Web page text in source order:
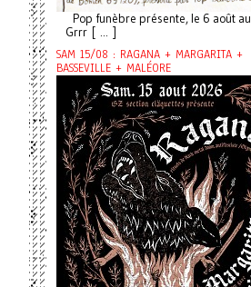
Pop funèbre présente, le 6 août au
Grrr [ ... ]
SAM 15/08 : RAGANA + MARGARITA +
BASSEVILLE + MALÉORE